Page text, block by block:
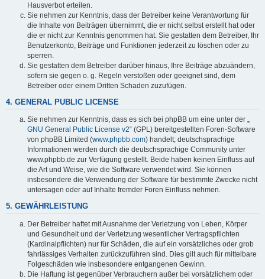
Hausverbot erteilen.
Sie nehmen zur Kenntnis, dass der Betreiber keine Verantwortung für
die Inhalte von Beiträgen übernimmt, die er nicht selbst erstellt hat oder
die er nicht zur Kenntnis genommen hat. Sie gestatten dem Betreiber, Ihr
Benutzerkonto, Beiträge und Funktionen jederzeit zu löschen oder zu
sperren.
Sie gestatten dem Betreiber darüber hinaus, Ihre Beiträge abzuändern,
sofern sie gegen o. g. Regeln verstoßen oder geeignet sind, dem
Betreiber oder einem Dritten Schaden zuzufügen.
4. GENERAL PUBLIC LICENSE
Sie nehmen zur Kenntnis, dass es sich bei phpBB um eine unter der „
GNU General Public License v2“ (GPL) bereitgestellten Foren-Software
von phpBB Limited (www.phpbb.com) handelt; deutschsprachige
Informationen werden durch die deutschsprachige Community unter
www.phpbb.de zur Verfügung gestellt. Beide haben keinen Einfluss auf
die Art und Weise, wie die Software verwendet wird. Sie können
insbesondere die Verwendung der Software für bestimmte Zwecke nicht
untersagen oder auf Inhalte fremder Foren Einfluss nehmen.
5. GEWÄHRLEISTUNG
Der Betreiber haftet mit Ausnahme der Verletzung von Leben, Körper
und Gesundheit und der Verletzung wesentlicher Vertragspflichten
(Kardinalpflichten) nur für Schäden, die auf ein vorsätzliches oder grob
fahrlässiges Verhalten zurückzuführen sind. Dies gilt auch für mittelbare
Folgeschäden wie insbesondere entgangenen Gewinn.
Die Haftung ist gegenüber Verbrauchern außer bei vorsätzlichem oder